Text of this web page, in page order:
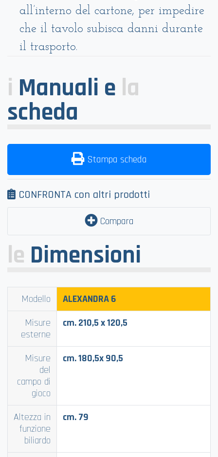
all’interno del cartone, per impedire
che il tavolo subisca danni durante
il trasporto.
i Manuali e la
scheda
Stampa scheda
CONFRONTA con altri prodotti
Compara
le Dimensioni
Modello ALEXANDRA6
Misure
esterne
cm. 210,5 x 120,5
Misure
del
campo di
gioco
cm. 180,5x 90,5
Altezza in
funzione
biliardo
cm. 79